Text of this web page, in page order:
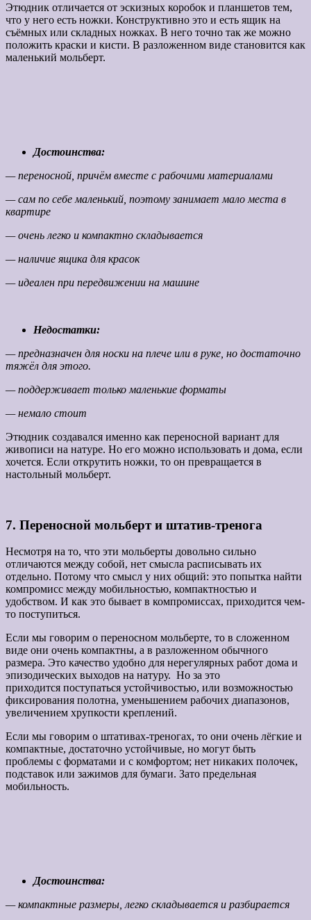
Этюдник отличается от эскизных коробок и планшетов тем,
что у него есть ножки. Конструктивно это и есть ящик на
съёмных или складных ножках. В него точно так же можно
положить краски и кисти. В разложенном виде становится как
маленький мольберт.
Достоинства:
— переносной, причём вместе с рабочими материалами
— сам по себе маленький, поэтому занимает мало места в
квартире
— очень легко и компактно складывается
— наличие ящика для красок
— идеален при передвижении на машине
Недостатки:
— предназначен для носки на плече или в руке, но достаточно
тяжёл для этого.
— поддерживает только маленькие форматы
— немало стоит
Этюдник создавался именно как переносной вариант для
живописи на натуре. Но его можно использовать и дома, если
хочется. Если открутить ножки, то он превращается в
настольный мольберт.
7. Переносной мольберт и штатив-тренога
Несмотря на то, что эти мольберты довольно сильно
отличаются между собой, нет смысла расписывать их
отдельно. Потому что смысл у них общий: это попытка найти
компромисс между мобильностью, компактностью и
удобством. И как это бывает в компромиссах, приходится чем-
то поступиться.
Если мы говорим о переносном мольберте, то в сложенном
виде они очень компактны, а в разложенном обычного
размера. Это качество удобно для нерегулярных работ дома и
эпизодических выходов на натуру. Но за это
приходится поступаться устойчивостью, или возможностью
фиксирования полотна, уменьшением рабочих диапазонов,
увеличением хрупкости креплений.
Если мы говорим о штативах-треногах, то они очень лёгкие и
компактные, достаточно устойчивые, но могут быть
проблемы с форматами и с комфортом; нет никаких полочек,
подставок или зажимов для бумаги. Зато предельная
мобильность.
Достоинства:
— компактные размеры, легко складывается и разбирается